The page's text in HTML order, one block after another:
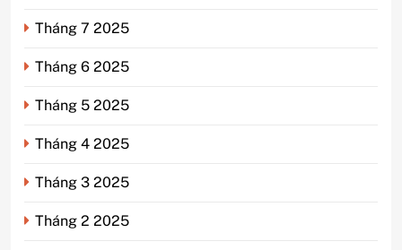
Tháng 7 2025
Tháng 6 2025
Tháng 5 2025
Tháng 4 2025
Tháng 3 2025
Tháng 2 2025